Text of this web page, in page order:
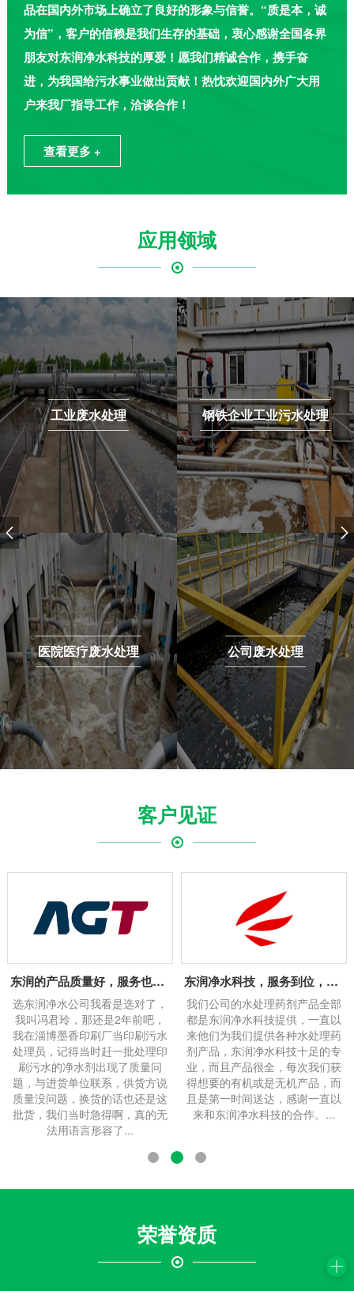
品在国内外市场上确立了良好的形象与信誉。“质是本，诚
为信”，客户的信赖是我们生存的基础，衷心感谢全国各界
朋友对东润净水科技的厚爱！愿我们精诚合作，携手奋
进，为我国给污水事业做出贡献！热忱欢迎国内外广大用
户来我厂指导工作，洽谈合作！
查看更多 +
应用领域
钢铁企业工业污水处理
公司废水处理
市政生活污水处理
生活污水处理
客户见证
我们公司的水处理药剂产品全部
都是东润净水科技提供，一直以
来他们为我们提供各种水处理药
剂产品，东润净水科技十足的专
业，而且产品很全，每次我们获
得想要的有机或是无机产品，而
且是第一时间送达，感谢一直以
来和东润净水科技的合作。...
我们是一家净水剂经销商，经
各类净水剂产品已经有一年多
了，在这其间，他们给了我很
支持和帮助，这让我经营净水
一年多，销量就翻了十倍，目
是我们店里销售得较快的品种
一。销量也还是在一路上升，
望东润净水能给我们带来更多
荣誉资质